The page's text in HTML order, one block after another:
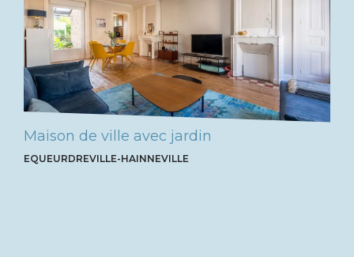
Maison de ville avec jardin
EQUEURDREVILLE-HAINNEVILLE